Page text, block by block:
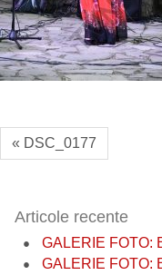
« DSC_0177
Articole recente
GALERIE FOTO:
GALERIE FOTO: